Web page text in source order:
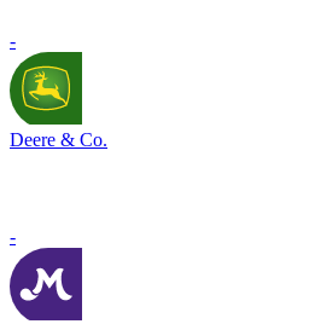
-
Deere & Co.
-